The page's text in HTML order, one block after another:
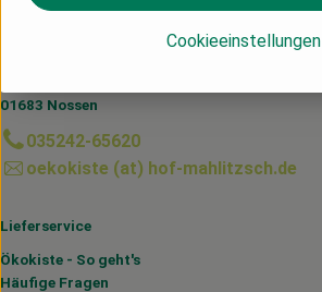
Du hast eine Frage? Wir helfen dir gerne:
01683 Nossen
035242-65620
oekokiste (at) hof-mahlitzsch.de
Lieferservice
Ökokiste - So geht's
Häufige Fragen
Cookieeinstellungen